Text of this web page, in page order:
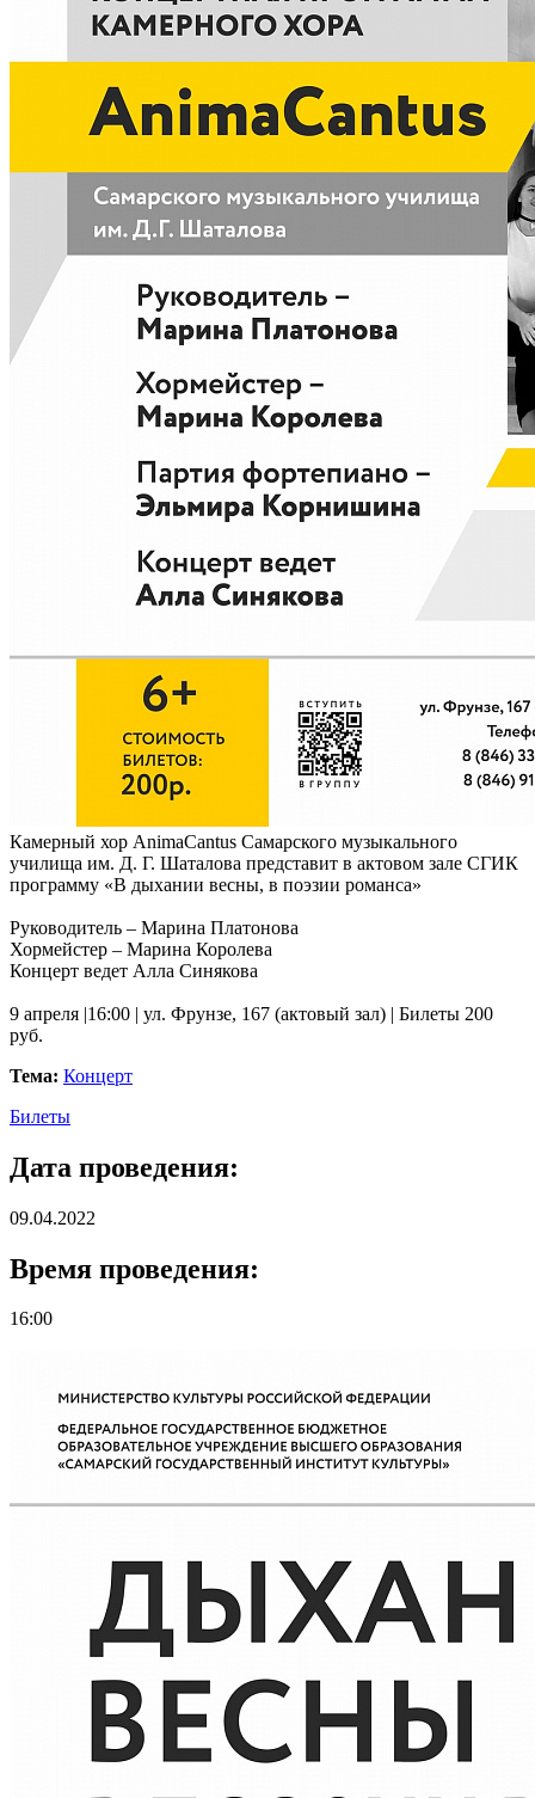
Камерный хор AnimaCantus Самарского музыкального
училища им. Д. Г. Шаталова представит в актовом зале СГИК
программу «В дыхании весны, в поэзии романса»
Руководитель – Марина Платонова
Хормейстер – Марина Королева
Концерт ведет Алла Синякова
9 апреля |16:00 | ул. Фрунзе, 167 (актовый зал) | Билеты 200
руб.
Тема: Концерт
Билеты
Дата проведения:
09.04.2022
Время проведения:
16:00